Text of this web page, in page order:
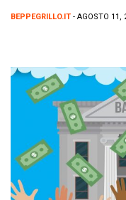
BEPPEGRILLO.IT - AGOSTO 11,